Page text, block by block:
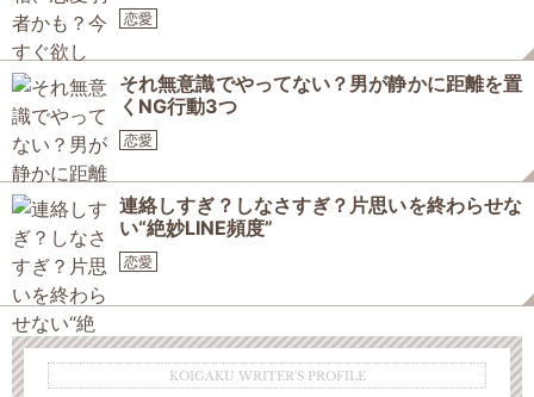
恋愛
それ無意識でやってない？男が静かに距離を置
くNG行動3つ
恋愛
連絡しすぎ？しなさすぎ？片思いを終わらせな
い“絶妙LINE頻度”
恋愛
KOIGAKU WRITER'S PROFILE